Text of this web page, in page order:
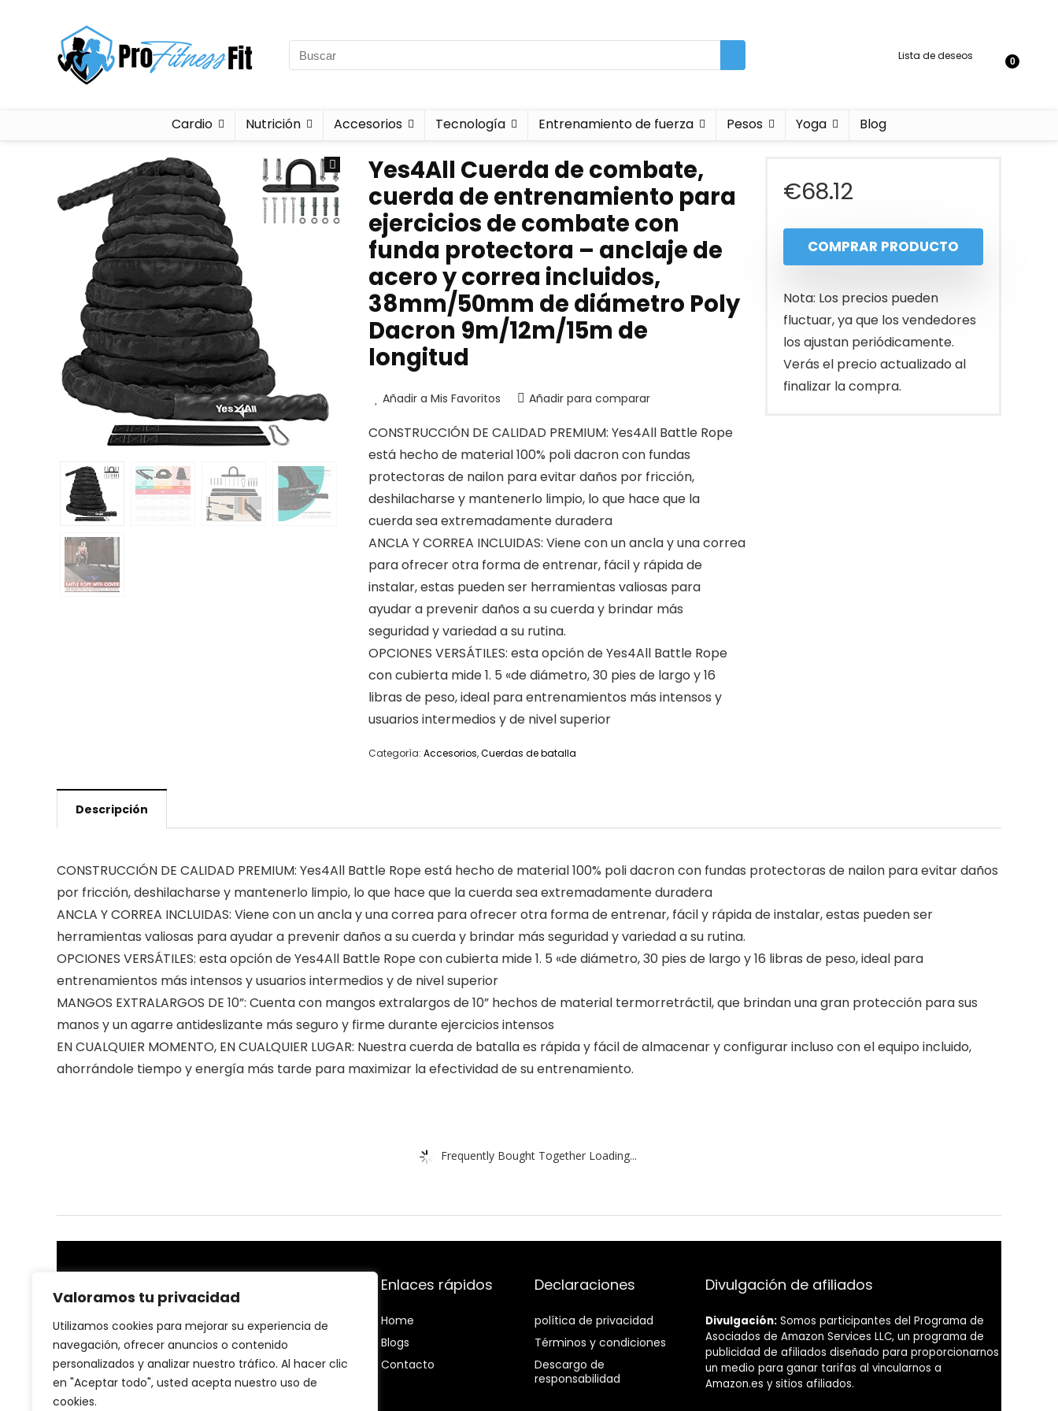
Valoramos tu privacidad
Utilizamos cookies para mejorar su experiencia de
navegación, ofrecer anuncios o contenido
personalizados y analizar nuestro tráfico. Al hacer clic
en "Aceptar todo", usted acepta nuestro uso de
cookies.
Lista de deseos 0
Cardio Nutrición Accesorios Tecnología Entrenamiento de fuerza Pesos Yoga Blog
Yes4All Cuerda de combate,
cuerda de entrenamiento para
ejercicios de combate con
funda protectora – anclaje de
acero y correa incluidos,
38mm/50mm de diámetro Poly
Dacron 9m/12m/15m de
longitud
Añadir a Mis Favoritos Añadir para comparar
CONSTRUCCIÓN DE CALIDAD PREMIUM: Yes4All Battle Rope
está hecho de material 100% poli dacron con fundas
protectoras de nailon para evitar daños por fricción,
deshilacharse y mantenerlo limpio, lo que hace que la
cuerda sea extremadamente duradera
ANCLA Y CORREA INCLUIDAS: Viene con un ancla y una correa
para ofrecer otra forma de entrenar, fácil y rápida de
instalar, estas pueden ser herramientas valiosas para
ayudar a prevenir daños a su cuerda y brindar más
seguridad y variedad a su rutina.
OPCIONES VERSÁTILES: esta opción de Yes4All Battle Rope
con cubierta mide 1. 5 «de diámetro, 30 pies de largo y 16
libras de peso, ideal para entrenamientos más intensos y
usuarios intermedios y de nivel superior
Categoría: Accesorios,Cuerdas de batalla
€68.12
COMPRAR PRODUCTO
Nota: Los precios pueden
fluctuar, ya que los vendedores
los ajustan periódicamente.
Verás el precio actualizado al
finalizar la compra.
Descripción
CONSTRUCCIÓN DE CALIDAD PREMIUM: Yes4All Battle Rope está hecho de material 100% poli dacron con fundas protectoras de nailon para evitar daños
por fricción, deshilacharse y mantenerlo limpio, lo que hace que la cuerda sea extremadamente duradera
ANCLA Y CORREA INCLUIDAS: Viene con un ancla y una correa para ofrecer otra forma de entrenar, fácil y rápida de instalar, estas pueden ser
herramientas valiosas para ayudar a prevenir daños a su cuerda y brindar más seguridad y variedad a su rutina.
OPCIONES VERSÁTILES: esta opción de Yes4All Battle Rope con cubierta mide 1. 5 «de diámetro, 30 pies de largo y 16 libras de peso, ideal para
entrenamientos más intensos y usuarios intermedios y de nivel superior
MANGOS EXTRALARGOS DE 10”: Cuenta con mangos extralargos de 10” hechos de material termorretráctil, que brindan una gran protección para sus
manos y un agarre antideslizante más seguro y firme durante ejercicios intensos
EN CUALQUIER MOMENTO, EN CUALQUIER LUGAR: Nuestra cuerda de batalla es rápida y fácil de almacenar y configurar incluso con el equipo incluido,
ahorrándole tiempo y energía más tarde para maximizar la efectividad de su entrenamiento.
Frequently Bought Together Loading...
En nuestra plataforma, creemos que la salud y el
bienestar son la base de una vida plena. Por eso, nos
dedicamos a ofrecer productos de salud y fitness de
alta calidad que te ayuden a alcanzar tus metas
personales, ya sea mejorar tu rendimiento, cuidar tu
cuerpo o llevar un estilo de vida más activo.
Enlaces rápidos
Home
Blogs
Contacto
Declaraciones
política de privacidad
Términos y condiciones
Descargo de
responsabilidad
Divulgación de afiliados
Divulgación: Somos participantes del Programa de
Asociados de Amazon Services LLC, un programa de
publicidad de afiliados diseñado para proporcionarnos
un medio para ganar tarifas al vincularnos a
Amazon.es y sitios afiliados.